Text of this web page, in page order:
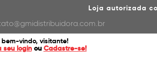
Loja autorizada
bem-vindo, visitante!
seu login ou Cadastre-se!